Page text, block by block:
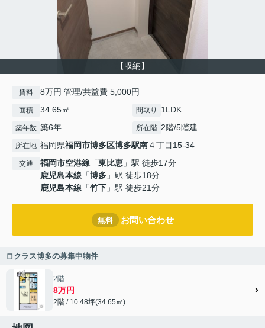
【収納】
賃料 8万円 管理/共益費 5,000円
面積 34.65㎡ 間取り 1LDK
築年数 築6年 所在階 2階/5階建
所在地 福岡県福岡市博多区博多駅南４丁目15-34
交通 福岡市空港線 「東比恵 」駅 徒歩17分
鹿児島本線 「博多 」駅 徒歩18分
鹿児島本線 「竹下 」駅 徒歩21分
無料 お問い合わせ
ロクラス博多の募集中物件
2階
8万円
2階 / 10.48坪(34.65㎡)